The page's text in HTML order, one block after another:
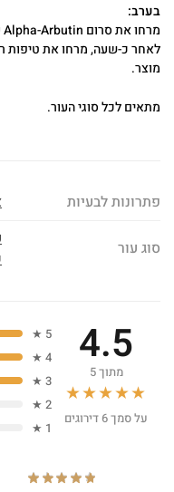
בערב:
מרחו את סרום Alpha-Arbutin על פנים נקיות.
לאחר כ-שעה, מרחו את טיפות
מוצר.
מתאים לכל סוגי העור.
פתרונות לבעיות
סוג עור
4.5
מתוך 5
★★★★★
על סמך 6 דירוגים
5 ★
4 ★
3 ★
2 ★
1 ★